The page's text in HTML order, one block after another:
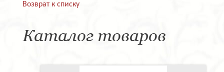
Возврат к списку
Каталог товаров